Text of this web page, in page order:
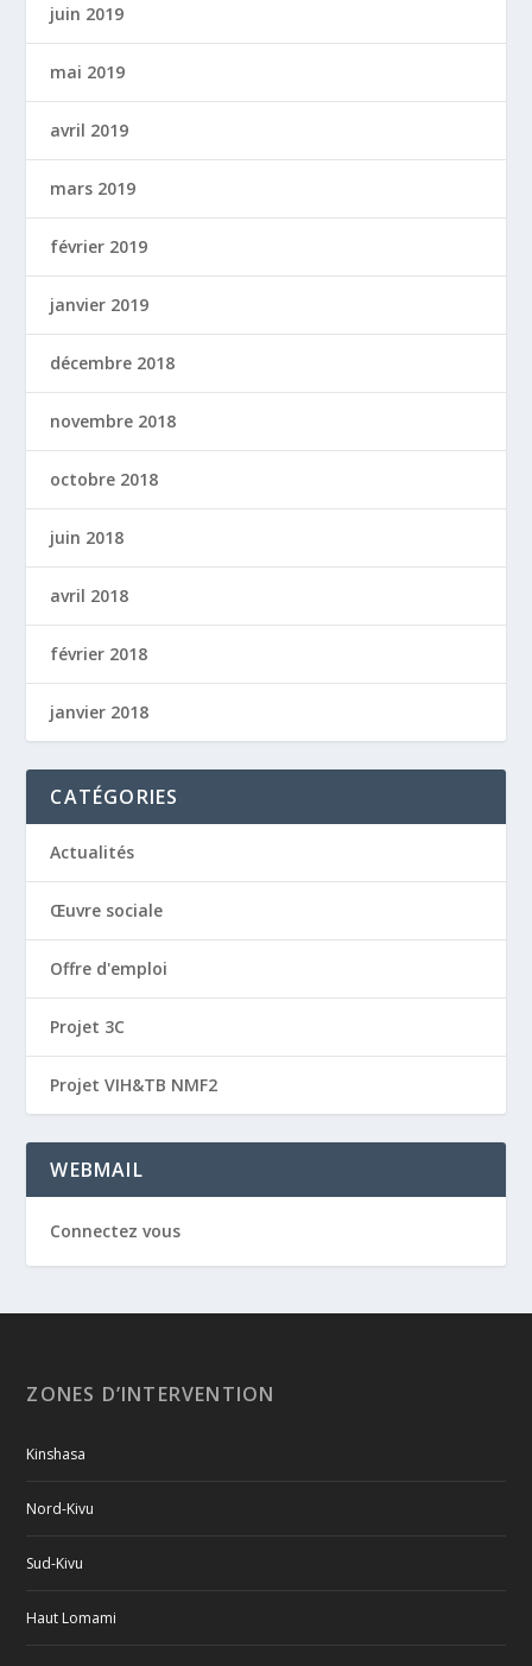
juin 2019
mai 2019
avril 2019
mars 2019
février 2019
janvier 2019
décembre 2018
novembre 2018
octobre 2018
juin 2018
avril 2018
février 2018
janvier 2018
CATÉGORIES
Actualités
Œuvre sociale
Offre d'emploi
Projet 3C
Projet VIH&TB NMF2
WEBMAIL
Connectez vous
ZONES D’INTERVENTION
Kinshasa
Nord-Kivu
Sud-Kivu
Haut Lomami